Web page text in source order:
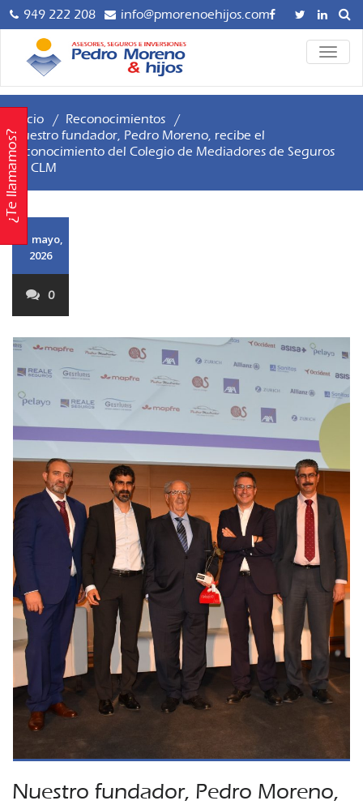
949 222 208 info@pmorenoehijos.com
Saltar
al
contenido
Pedro
Asesoría y
Empresas,
Mediación
Seguros AXA.
LA
Inicio / Reconocimientos /
Nuestro fundador, Pedro Moreno, recibe el
reconocimiento del Colegio de Mediadores de Seguros
de CLM
21 mayo,
2026
0
Nuestro fundador, Pedro Moreno,
¿Te llamamos?